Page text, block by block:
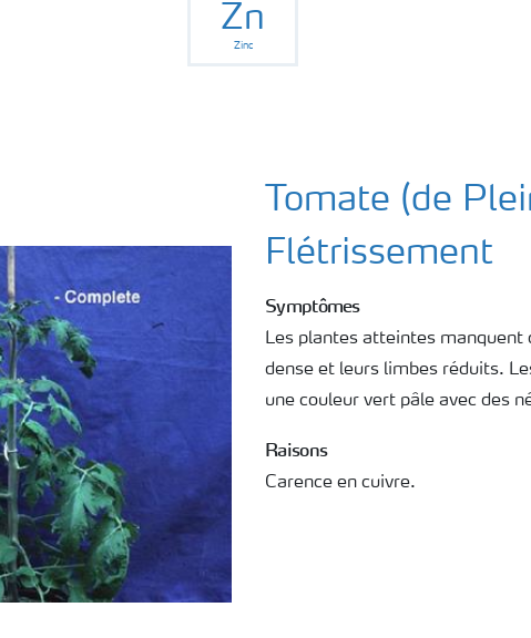
Zn
Zinc
Tomate (de
Flétrissement
Symptômes
Les plantes atteintes manquent
dense et leurs limbes réduits.
une couleur vert pâle avec des
Raisons
Carence en cuivre.